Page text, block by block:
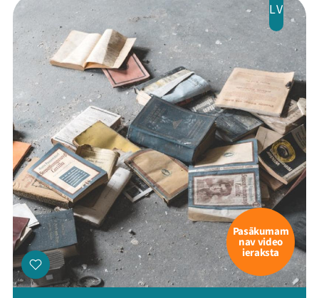
LV
Pasākumam
nav video
ieraksta